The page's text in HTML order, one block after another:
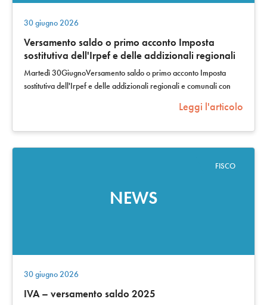
30 giugno 2026
Versamento saldo o primo acconto Imposta
sostitutiva dell'Irpef e delle addizionali regionali
e comunali con l'aliquota del 15% sui compensi
derivanti dall'attività di lezioni private e
ripetizioni svolte dai docenti titolari di cattedre
Martedì 30GiugnoVersamento saldo o primo acconto Imposta
sostitutiva dell'Irpef e delle addizionali regionali e comunali con
Leggi l'articolo
NEWS
FISCO
30 giugno 2026
IVA – versamento saldo 2025